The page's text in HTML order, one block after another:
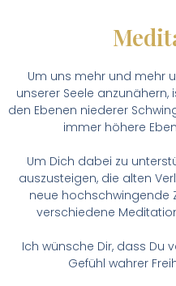
Um uns mehr und mehr
unserer Seele
den Ebenen niederer
immer höhere
Um Dich dabei zu
auszusteigen, die alten
neue hochschwingende
verschiedene
Ich wünsche Dir, dass Du
Gefühl wahrer